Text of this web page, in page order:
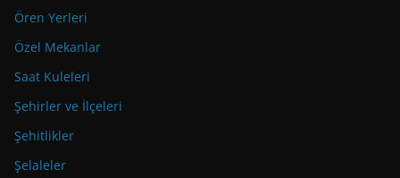
Ören Yerleri
Özel Mekanlar
Saat Kuleleri
Şehirler ve İlçeleri
Şehitlikler
Şelaleler